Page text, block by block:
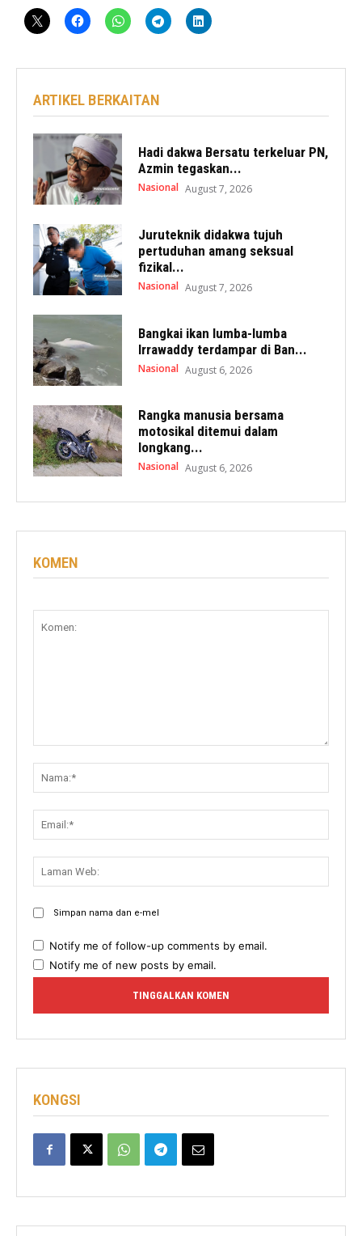
ARTIKEL BERKAITAN
Hadi dakwa Bersatu terkeluar PN,
Azmin tegaskan...
Nasional August 7, 2026
Juruteknik didakwa tujuh
pertuduhan amang seksual
fizikal...
Nasional August 7, 2026
Bangkai ikan lumba-lumba
Irrawaddy terdampar di Ban...
Nasional August 6, 2026
Rangka manusia bersama
motosikal ditemui dalam
longkang...
Nasional August 6, 2026
KOMEN
Simpan nama dan e-mel
Notify me of follow-up comments by email.
Notify me of new posts by email.
KONGSI